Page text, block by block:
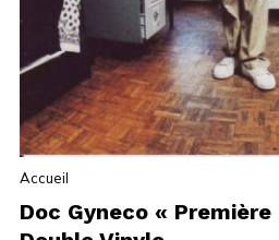
Accueil
Doc Gyneco «